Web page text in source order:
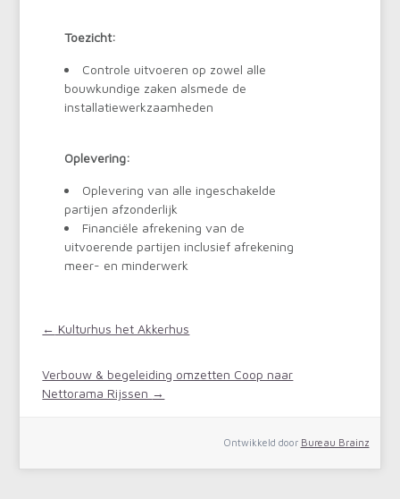
Toezicht:
Controle uitvoeren op zowel alle
bouwkundige zaken alsmede de
installatiewerkzaamheden
Oplevering:
Oplevering van alle ingeschakelde
partijen afzonderlijk
Financiële afrekening van de
uitvoerende partijen inclusief afrekening
meer- en minderwerk
← Kulturhus het Akkerhus
Verbouw & begeleiding omzetten Coop naar
Nettorama Rijssen →
Ontwikkeld door Bureau Brainz